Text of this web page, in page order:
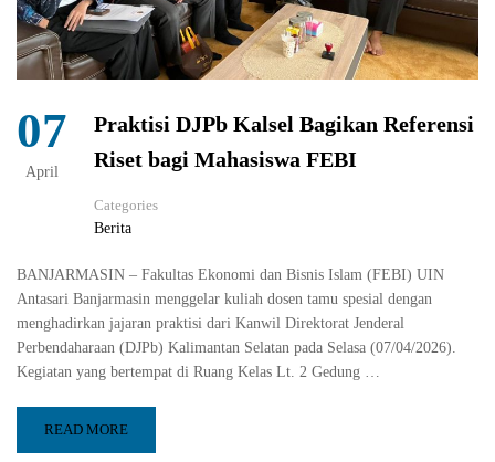
07
April
Praktisi DJPb Kalsel Bagikan Referensi
Riset bagi Mahasiswa FEBI
Categories
Berita
BANJARMASIN – Fakultas Ekonomi dan Bisnis Islam (FEBI) UIN
Antasari Banjarmasin menggelar kuliah dosen tamu spesial dengan
menghadirkan jajaran praktisi dari Kanwil Direktorat Jenderal
Perbendaharaan (DJPb) Kalimantan Selatan pada Selasa (07/04/2026).
Kegiatan yang bertempat di Ruang Kelas Lt. 2 Gedung …
READ MORE